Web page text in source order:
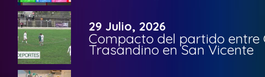
29 Julio, 2026
Compacto del partido entre
Trasandino en San Vicente